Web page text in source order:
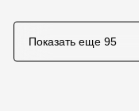
Показать еще 95